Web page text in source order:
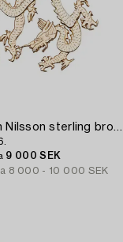
A Wiwen Nilsson sterling brooch of a dragon,
9 000 SEK
8 000 - 10 000 SEK